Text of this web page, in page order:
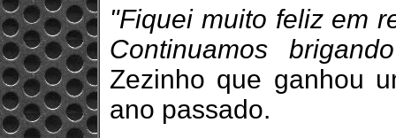
"Fiquei muito feliz em
Continuamos
Zezinho que ganhou
ano passado.